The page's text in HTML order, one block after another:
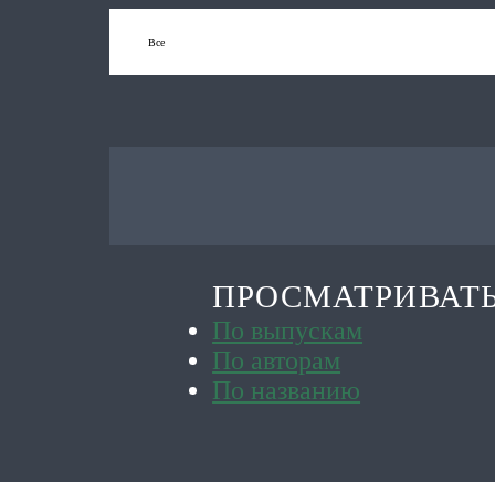
По выпускам
По авторам
По названию